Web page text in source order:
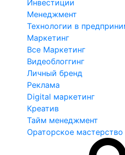
Инвестиции
Менеджмент
Технологии в
Маркетинг
Все Маркетинг
Видеоблоггинг
Личный бренд
Реклама
Digital маркетинг
Креатив
Тайм менеджмент
Ораторское мастерство